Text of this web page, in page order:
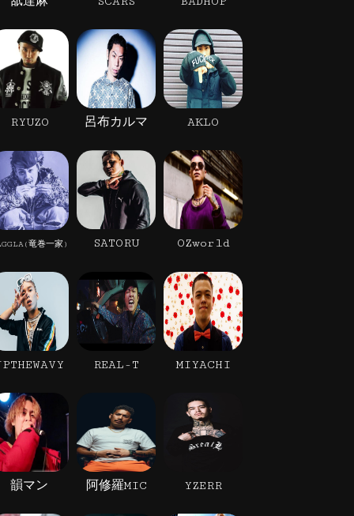
RYUZO 呂布カルマ AKLO
竜巻一家) SATORU OZworld
REAL-T MIYACHI
韻マン 阿修羅MIC YZERR